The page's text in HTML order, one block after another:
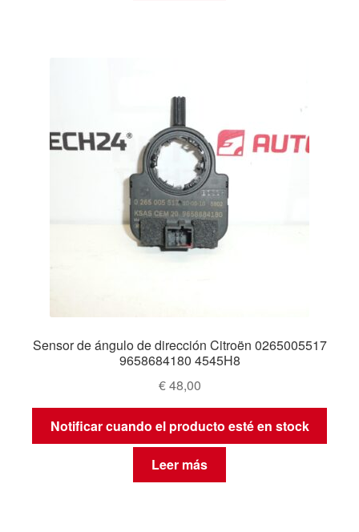
Sensor de ángulo de dirección Citroën 0265005517
9658684180 4545H8
€48,00
Notificar cuando el producto esté en stock
Leer más